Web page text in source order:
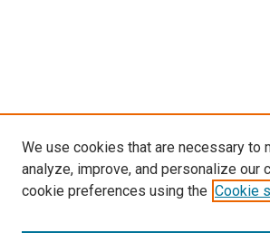
We use cookies that are necessary to
analyze, improve, and personalize our
cookie preferences using the Cookie